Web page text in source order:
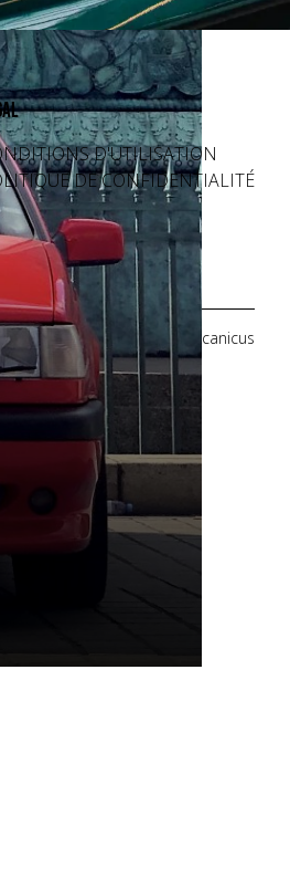
D'UTILISATION
DE CONFIDENTIALITÉ
Crédits photos: Mecanicus